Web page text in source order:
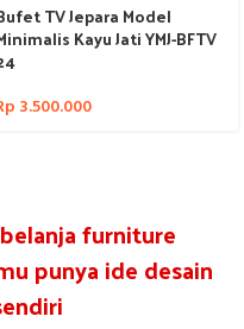
TV Jepara Model
Kayu Jati YMJ-BFTV
3.500.000
furniture
punya ide desain